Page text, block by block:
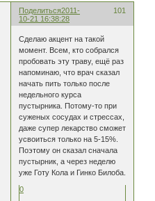
Поделиться 101
2011-
10-21 16:38:28
Сделаю акцент на такой
момент. Всем, кто собрался
пробовать эту траву, ещё раз
напоминаю, что врач сказал
начать пить только после
недельного курса
пустырника. Потому-то при
суженых сосудах и стрессах,
даже супер лекарство сможет
усвоиться только на 5-15%.
Поэтому он сказал сначала
пустырник, а через неделю
уже Готу Кола и Гинко Билоба.
0